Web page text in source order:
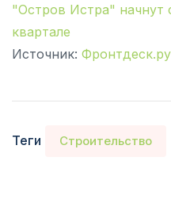
"Остров Истра" начнут
квартале
Источник: Фронтдеск.ру
Теги Строительство